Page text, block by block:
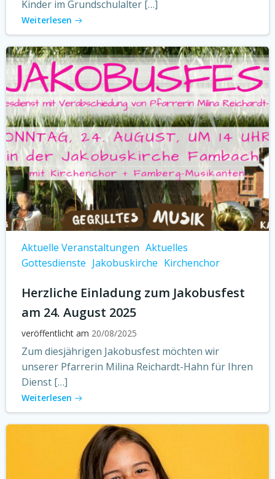
Kinder im Grundschulalter […]
Weiterlesen
Aktuelle Veranstaltungen Aktuelles
Gottesdienste Jakobuskirche Kirchenchor
Herzliche Einladung zum Jakobusfest
am 24. August 2025
veröffentlicht am 20/08/2025
Zum diesjährigen Jakobusfest möchten wir
unserer Pfarrerin Milina Reichardt-Hahn für Ihren
Dienst […]
Weiterlesen